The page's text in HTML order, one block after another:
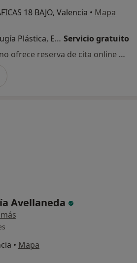
18 BAJO, Valencia • Mapa
Primera visita Cirugía Plástica, Estética y Reparadora Servicio gratuito
Este especialista no ofrece reserva de cita online en esta dirección.
Avellaneda
• Mapa